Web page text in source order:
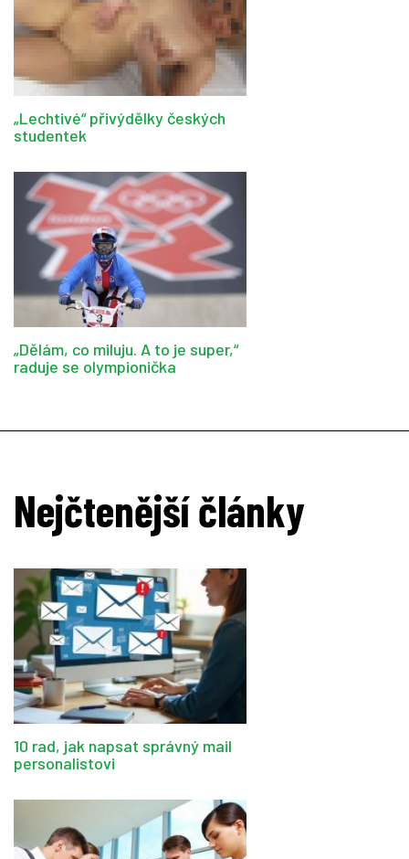
„Lechtivé“ přivýdělky českých
studentek
„Dělám, co miluju. A to je super,“
raduje se olympionička
Nejčtenější články
10 rad, jak napsat správný mail
personalistovi